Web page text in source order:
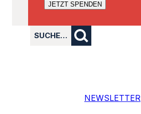
JETZT SPENDEN
SUCHE…
NEWSLETTER